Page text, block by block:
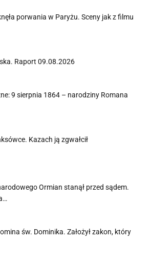
porwania w Paryżu. Sceny jak z filmu
Raport 09.08.2026
9 sierpnia 1864 – narodziny Romana
Kazach ją zgwałcił
Ormian stanął przed sądem.
św. Dominika. Założył zakon, który